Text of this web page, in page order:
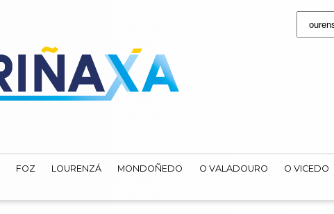
FOZ LOURENZÁ MONDOÑEDO O VALADOURO O VICEDO